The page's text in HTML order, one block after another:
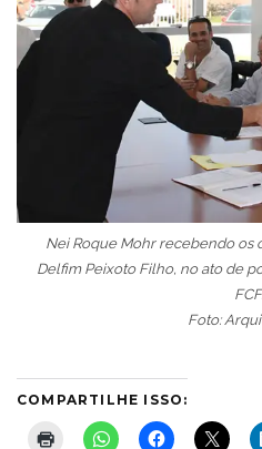
Nei Roque Mohr recebendo os
Delfim Peixoto Filho, no ato de
FCF.
Foto:
COMPARTILHE ISSO: